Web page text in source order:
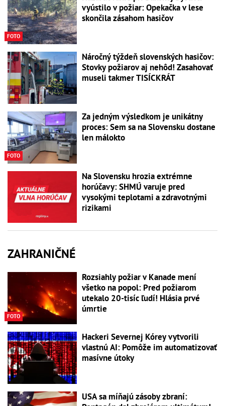
FOTO
vyústilo v požiar: Opekačka v lese
skončila zásahom hasičov
Náročný týždeň slovenských hasičov:
Stovky požiarov aj nehôd! Zasahovať
museli takmer TISÍCKRÁT
FOTO
Za jedným výsledkom je unikátny
proces: Sem sa na Slovensku dostane
len málokto
Na Slovensku hrozia extrémne
horúčavy: SHMÚ varuje pred
vysokými teplotami a zdravotnými
rizikami
ZAHRANIČNÉ
FOTO
Rozsiahly požiar v Kanade mení
všetko na popol: Pred požiarom
utekalo 20-tisíc ľudí! Hlásia prvé
úmrtie
Hackeri Severnej Kórey vytvorili
vlastnú AI: Pomôže im automatizovať
masívne útoky
USA sa míňajú zásoby zbraní: